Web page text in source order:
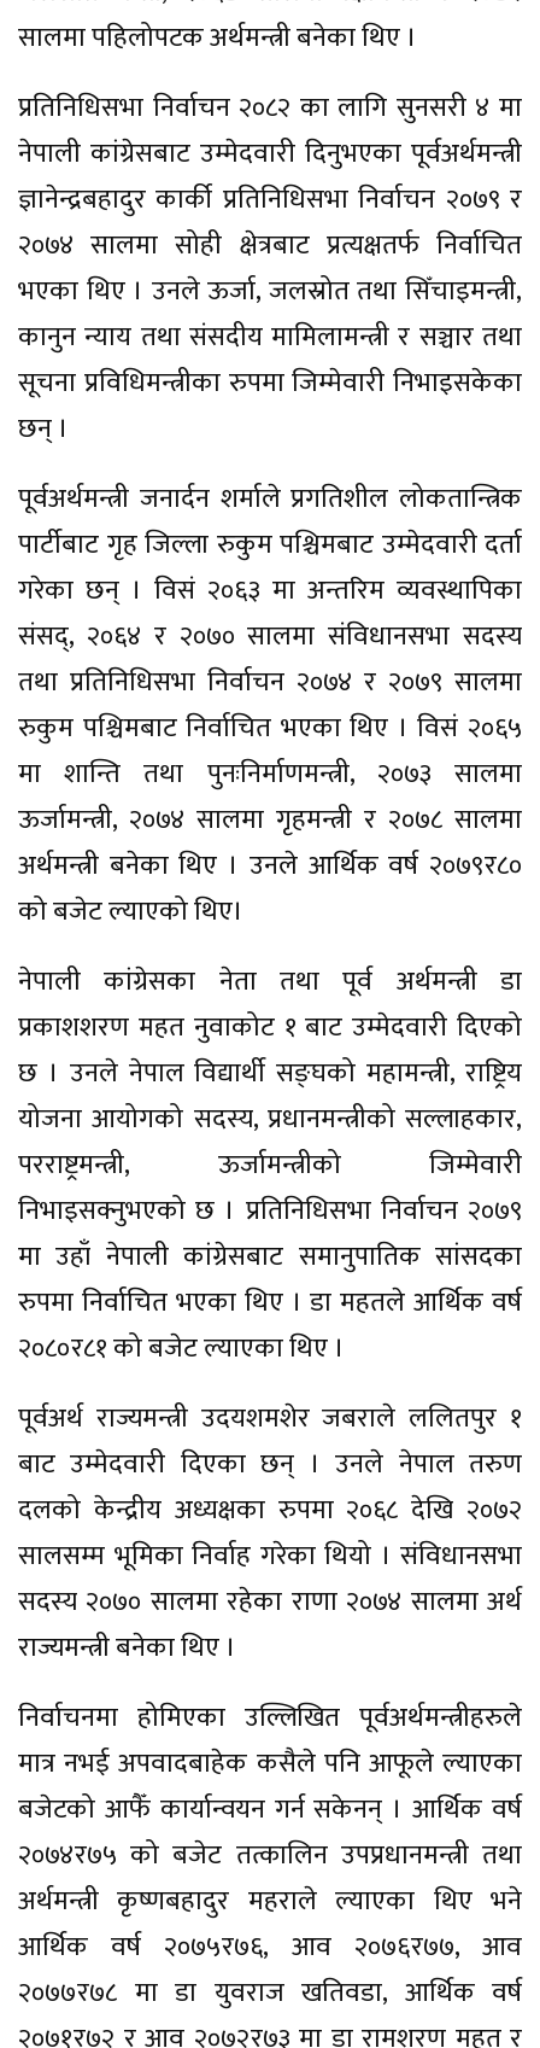
सालमा पहिलोपटक अर्थमन्त्री बनेका थिए ।
प्रतिनिधिसभा निर्वाचन २०८२ का लागि सुनसरी ४ मा
नेपाली कांग्रेसबाट उम्मेदवारी दिनुभएका पूर्वअर्थमन्त्री
ज्ञानेन्द्रबहादुर कार्की प्रतिनिधिसभा निर्वाचन २०७९ र
२०७४ सालमा सोही क्षेत्रबाट प्रत्यक्षतर्फ निर्वाचित
भएका थिए । उनले ऊर्जा, जलस्रोत तथा सिँचाइमन्त्री,
कानुन न्याय तथा संसदीय मामिलामन्त्री र सञ्चार तथा
सूचना प्रविधिमन्त्रीका रुपमा जिम्मेवारी निभाइसकेका
छन् ।
पूर्वअर्थमन्त्री जनार्दन शर्माले प्रगतिशील लोकतान्त्रिक
पार्टीबाट गृह जिल्ला रुकुम पश्चिमबाट उम्मेदवारी दर्ता
गरेका छन् । विसं २०६३ मा अन्तरिम व्यवस्थापिका
संसद्, २०६४ र २०७० सालमा संविधानसभा सदस्य
तथा प्रतिनिधिसभा निर्वाचन २०७४ र २०७९ सालमा
रुकुम पश्चिमबाट निर्वाचित भएका थिए । विसं २०६५
मा शान्ति तथा पुनःनिर्माणमन्त्री, २०७३ सालमा
ऊर्जामन्त्री, २०७४ सालमा गृहमन्त्री र २०७८ सालमा
अर्थमन्त्री बनेका थिए । उनले आर्थिक वर्ष २०७९र८०
को बजेट ल्याएको थिए।
नेपाली कांग्रेसका नेता तथा पूर्व अर्थमन्त्री डा
प्रकाशशरण महत नुवाकोट १ बाट उम्मेदवारी दिएको
छ । उनले नेपाल विद्यार्थी सङ्घको महामन्त्री, राष्ट्रिय
योजना आयोगको सदस्य, प्रधानमन्त्रीको सल्लाहकार,
परराष्ट्रमन्त्री, ऊर्जामन्त्रीको जिम्मेवारी
निभाइसक्नुभएको छ । प्रतिनिधिसभा निर्वाचन २०७९
मा उहाँ नेपाली कांग्रेसबाट समानुपातिक सांसदका
रुपमा निर्वाचित भएका थिए । डा महतले आर्थिक वर्ष
२०८०र८१ को बजेट ल्याएका थिए ।
पूर्वअर्थ राज्यमन्त्री उदयशमशेर जबराले ललितपुर १
बाट उम्मेदवारी दिएका छन् । उनले नेपाल तरुण
दलको केन्द्रीय अध्यक्षका रुपमा २०६८ देखि २०७२
सालसम्म भूमिका निर्वाह गरेका थियो । संविधानसभा
सदस्य २०७० सालमा रहेका राणा २०७४ सालमा अर्थ
राज्यमन्त्री बनेका थिए ।
निर्वाचनमा होमिएका उल्लिखित पूर्वअर्थमन्त्रीहरुले
मात्र नभई अपवादबाहेक कसैले पनि आफूले ल्याएका
बजेटको आफैँ कार्यान्वयन गर्न सकेनन् । आर्थिक वर्ष
२०७४र७५ को बजेट तत्कालिन उपप्रधानमन्त्री तथा
अर्थमन्त्री कृष्णबहादुर महराले ल्याएका थिए भने
आर्थिक वर्ष २०७५र७६, आव २०७६र७७, आव
२०७७र७८ मा डा युवराज खतिवडा, आर्थिक वर्ष
२०७१र७२ र आव २०७२र७३ मा डा रामशरण महत र